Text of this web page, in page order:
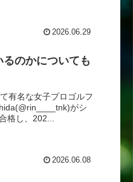
2026.06.29
のかについても
有名な女子プロゴルフ
がシ
格し、202...
2026.06.08